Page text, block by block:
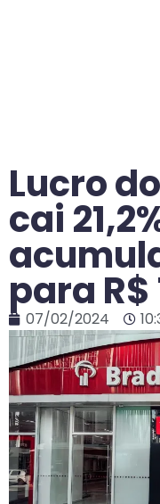
Lucro
cai
para R$
07/02/2024